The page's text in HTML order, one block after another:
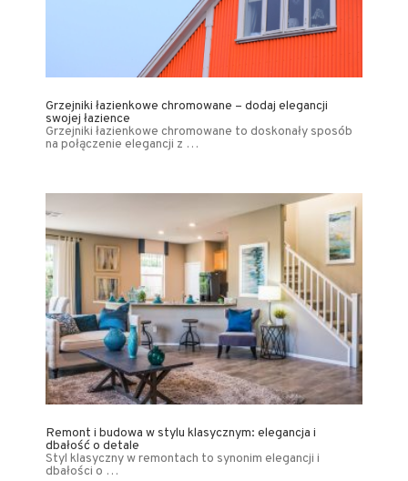
Grzejniki łazienkowe chromowane – dodaj elegancji
swojej łazience
Grzejniki łazienkowe chromowane to doskonały sposób
na połączenie elegancji z …
Remont i budowa w stylu klasycznym: elegancja i
dbałość o detale
Styl klasyczny w remontach to synonim elegancji i
dbałości o …